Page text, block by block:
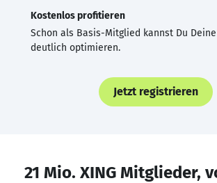
Kostenlos profitieren
Schon als Basis-Mitglied kannst Du Deine
deutlich optimieren.
Jetzt registrieren
21 Mio. XING Mitglieder,